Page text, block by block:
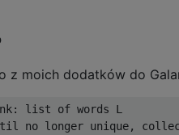
z moich dodatków do
list of words L
no longer unique,